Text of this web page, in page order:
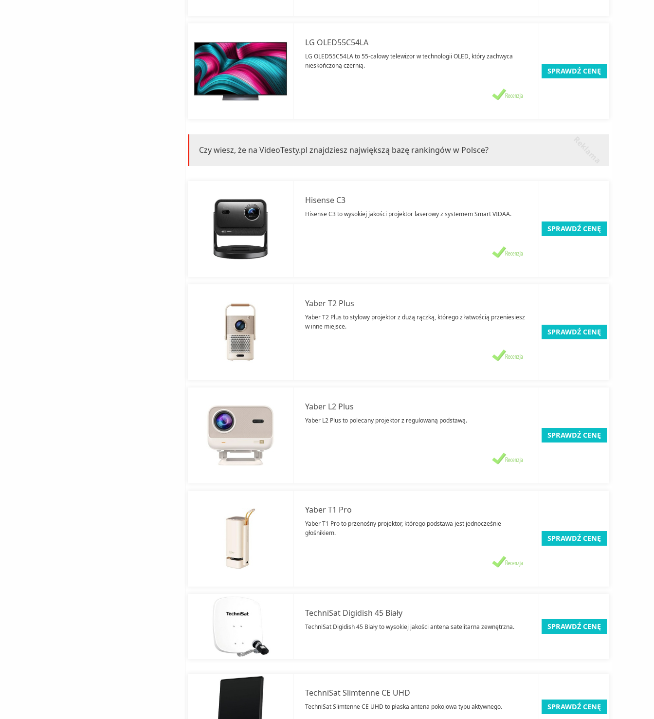
LG OLED55C54LA
LG OLED55C54LA to 55-calowy telewizor w technologii OLED, który zachwyca
nieskończoną czernią.
SPRAWDŹ CENĘ
Czy wiesz, że na VideoTesty.pl znajdziesz największą bazę rankingów w Polsce?
Hisense C3
Hisense C3 to wysokiej jakości projektor laserowy z systemem Smart VIDAA.
SPRAWDŹ CENĘ
Yaber T2 Plus
Yaber T2 Plus to stylowy projektor z dużą rączką, którego z łatwością przeniesiesz
w inne miejsce.
SPRAWDŹ CENĘ
Yaber L2 Plus
Yaber L2 Plus to polecany projektor z regulowaną podstawą.
SPRAWDŹ CENĘ
Yaber T1 Pro
Yaber T1 Pro to przenośny projektor, którego podstawa jest jednocześnie
głośnikiem.
SPRAWDŹ CENĘ
TechniSat Digidish 45 Biały
TechniSat Digidish 45 Biały to wysokiej jakości antena satelitarna zewnętrzna. SPRAWDŹ CENĘ
TechniSat Slimtenne CE UHD
TechniSat Slimtenne CE UHD to płaska antena pokojowa typu aktywnego. SPRAWDŹ CENĘ